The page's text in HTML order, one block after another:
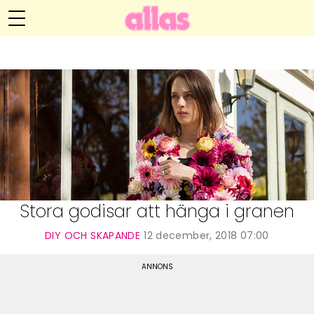
Hälsa
Relationer
Handarbete
Anna María Larssons blogg
Hem
Om Anna María
Kategorier
Arkiv
Kontakt
Stora godisar att hänga i granen
DIY OCH SKAPANDE 12 december, 2018 07:00